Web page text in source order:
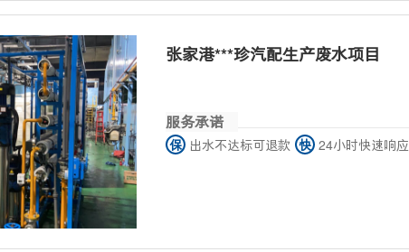
张家港***珍汽配生产废水项目
服务承诺
保 出水不达标可退款 快 24小时快速响应